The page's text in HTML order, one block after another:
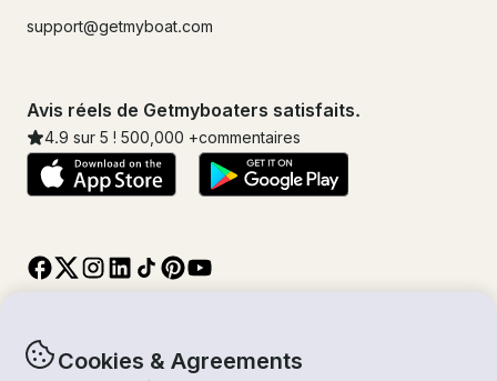
Cookies & Agreements
support@getmyboat.com
Avis réels de Getmyboaters satisfaits.
4.9 sur 5 ! 500,000 +commentaires